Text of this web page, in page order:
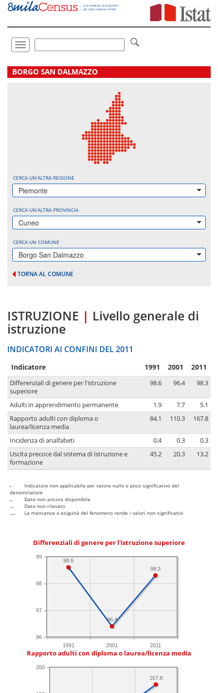
Vai
direttamente
Toggle
navigation
.
BORGO SAN DALMAZZO
CERCA UN'ALTRA REGIONE
Piemonte
CERCA UN'ALTRA PROVINCIA
Cuneo
CERCA UN COMUNE
Borgo San Dalmazzo
TORNA AL COMUNE
ISTRUZIONE | Livello generale di
istruzione
INDICATORI AI CONFINI DEL 2011
Indicatore 1991 2001 2011
Differenziali di genere per l'istruzione
superiore
98.6 96.4 98.3
Adulti in apprendimento permanente 1.9 7.7
5.1
Rapporto adulti con diploma o
laurea/licenza media
84.1 110.3 167.8
Incidenza di analfabeti 0.4 0.3
0.3
Uscita precoce dal sistema di istruzione e
formazione
45.2 20.3 13.2
-
Indicatore non applicabile per valore nullo o poco significativo del
denominatore
..
Dato non ancora disponibile
...
Dato non rilevato
....
La mancanza o esiguità del fenomeno rende i valori non significativi
Differenziali di genere per l'istruzione superiore
1991 2001 2011
96
97
98
99
98.3
96.4
98.6
Rapporto adulti con diploma o laurea/licenza media
200
167.8